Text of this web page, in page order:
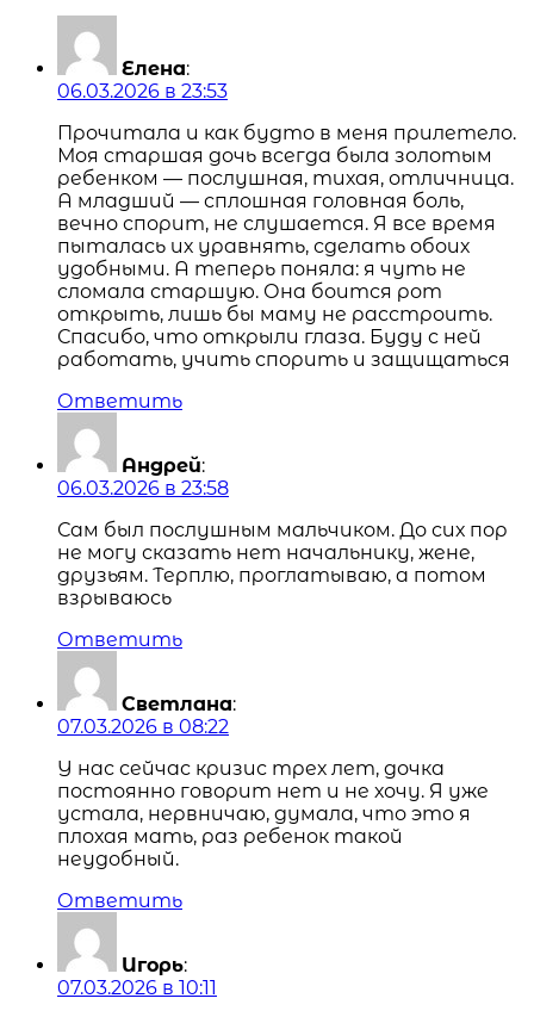
Елена:
06.03.2026 в 23:53
Прочитала и как будто в меня прилетело.
Моя старшая дочь всегда была золотым
ребенком — послушная, тихая, отличница.
А младший — сплошная головная боль,
вечно спорит, не слушается. Я все время
пыталась их уравнять, сделать обоих
удобными. А теперь поняла: я чуть не
сломала старшую. Она боится рот
открыть, лишь бы маму не расстроить.
Спасибо, что открыли глаза. Буду с ней
работать, учить спорить и защищаться
Ответить
Андрей:
06.03.2026 в 23:58
Сам был послушным мальчиком. До сих пор
не могу сказать нет начальнику, жене,
друзьям. Терплю, проглатываю, а потом
взрываюсь
Ответить
Светлана:
07.03.2026 в 08:22
У нас сейчас кризис трех лет, дочка
постоянно говорит нет и не хочу. Я уже
устала, нервничаю, думала, что это я
плохая мать, раз ребенок такой
неудобный.
Ответить
Игорь:
07.03.2026 в 10:11